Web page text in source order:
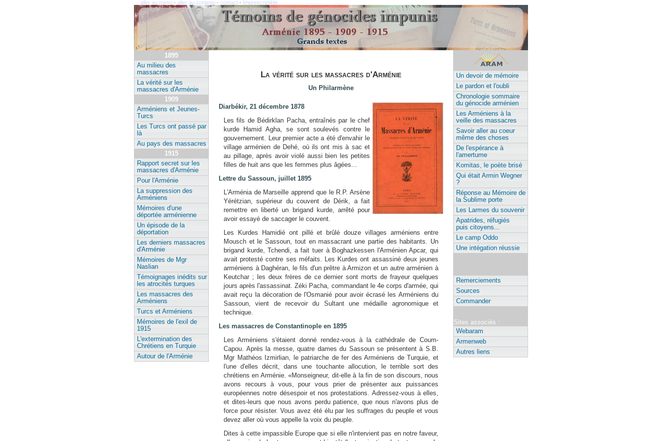
aller au menu · aller au contenu · contact · Imprescriptible
Témoins de génocide impunis, Arménie 1895 - 1909 - 1915
1895
Au milieu des
massacres
La vérité sur les
massacres d'Arménie
1909
Arméniens et Jeunes-
Turcs
Les Turcs ont passé par
là
Au pays des massacres
1915
Rapport secret sur les
massacres d'Arménie
Pour l'Arménie
La suppression des
Arméniens
Mémoires d'une
déportée arménienne
Un épisode de la
déportation
Les derniers massacres
d'Arménie
Mémoires de Mgr
Naslian
Témoignages inédits sur
les atrocités turques
Les massacres des
Arméniens
Turcs et Arméniens
Mémoires de l'exil de
1915
L'extermination des
Chrétiens en Turquie
Autour de l'Arménie
Un devoir de mémoire
Le pardon et l'oubli
Chronologie sommaire
du génocide arménien
Les Arméniens à la
veille des massacres
Savoir aller au coeur
même des choses
De l'espérance à
l'amertume
Komitas, le poète brisé
Qui était Armin Wegner
?
Réponse au Mémoire de
la Sublime porte
Les Larmes du souvenir
Apatrides, réfugiés
puis citoyens...
Le camp Oddo
Une intégation réussie
Remerciements
Sources
Commander
Sites associés :
Webaram
Armenweb
Autres liens
La vérité sur les massacres d'Arménie
Un Philarmène
Diarbékir, 21 décembre 1878
Les fils de Bédirklan Pacha, entraînés par le chef
kurde Hamid Agha, se sont soulevés contre le
gouvernement. Leur premier acte a été d'envahir le
village arménien de Dehé, où ils ont mis à sac et
au pillage, après avoir violé aussi bien les petites
filles de huit ans que les femmes plus âgées...
Lettre du Sassoun, juillet 1895
L'Arménia de Marseille apprend que le R.P. Arsène
Yérétzian, supérieur du couvent de Dérik, a fait
remettre en liberté un brigand kurde, arrêté pour
avoir essayé de saccager le couvent.
Les Kurdes Hamidié ont pillé et brûlé douze villages arméniens entre
Mousch et le Sassoun, tout en massacrant une partie des habitants. Un
brigand kurde, Tchendi, a fait tuer à Boghazkessen l'Arménien Apcar, qui
avait protesté contre ses méfaits. Les Kurdes ont assassiné deux jeunes
arméniens à Daghéran, le fils d'un prêtre à Armizon et un autre arménien à
Keutchar ; les deux frères de ce dernier sont morts de frayeur quelques
jours après l'assassinat. Zéki Pacha, commandant le 4e corps d'armée, qui
avait reçu la décoration de l'Osmanié pour avoir écrasé les Arméniens du
Sassoun, vient de recevoir du Sultant une médaille agronomique et
technique.
Les massacres de Constantinople en 1895
Les Arméniens s'étaient donné rendez-vous à la cathédrale de Coum-
Capou. Après la messe, quatre dames du Sassoun se présentent à S.B.
Mgr Mathéos Izmirlian, le patriarche de fer des Arméniens de Turquie, et
l'une d'elles décrit, dans une touchante allocution, le terrible sort des
chrétiens en Arménie. «Monseigneur, dit-elle à la fin de son discours, nous
avons recours à vous, pour vous prier de présenter aux puissances
européennes notre désespoir et nos protestations. Adressez-vous à elles,
et dites-leurs que nous avons perdu patience, que nous n'avons plus de
force pour résister. Vous avez été élu par les suffrages du peuple et vous
devez aller où vous appelle la voix du peuple.
Dites à cette impassible Europe que si elle n'intervient pas en notre faveur,